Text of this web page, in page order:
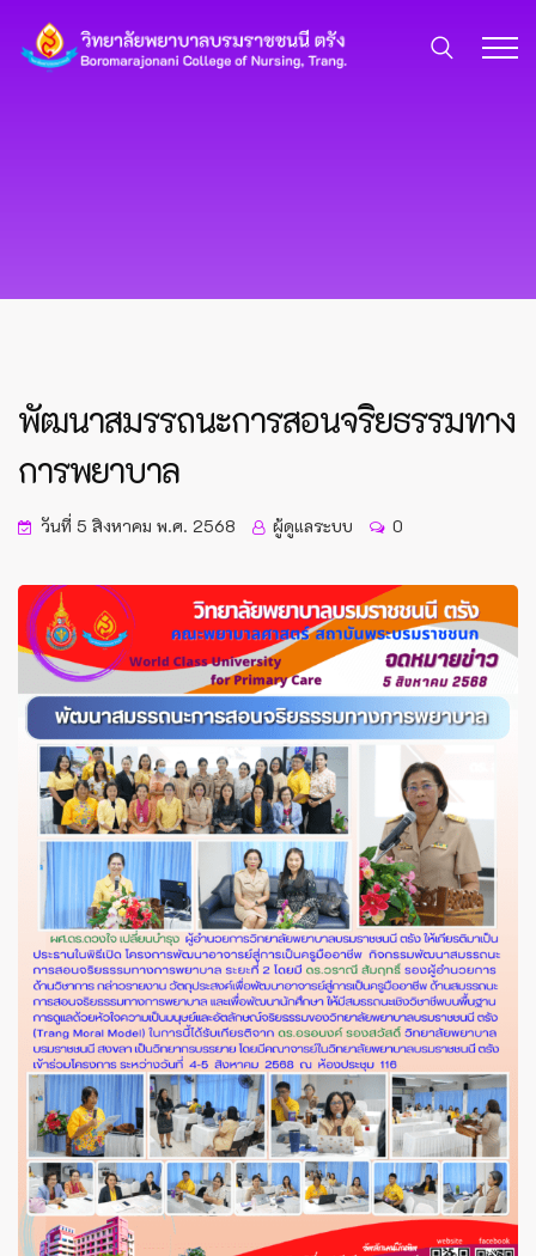
พัฒนาสมรรถนะการสอนจริยธรรมทาง
การพยาบาล
วันที่ 5 สิงหาคม พ.ศ. 2568 ผู้ดูแลระบบ 0